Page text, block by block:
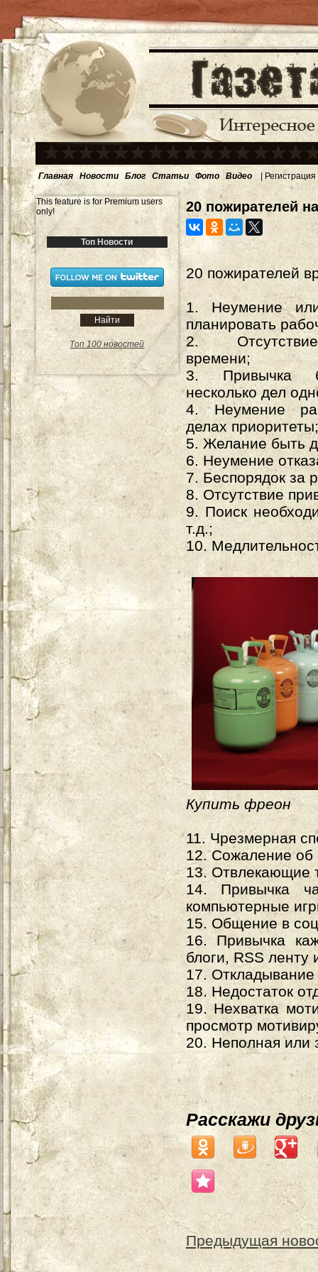
Главная Новости Блог Статьи Фото Видео | Регистрация
This feature is for Premium users
only!
Топ Новости
Топ 100 новостей
20 пожирателей
20 пожирателей
1. Неумение
планировать
2.
времени;
3. Привычка
несколько дел
4. Неумение
делах приоритеты;
5. Желание быть
6. Неумение
7. Беспорядок за
8. Отсутствие
9. Поиск
т.д.;
10.
Купить фреон
11. Чрезмерная
12. Сожаление об
13. Отвлекающие
14. Привычка
компьютерные
15. Общение в
16. Привычка
блоги, RSS
17.
18. Недостаток
19. Нехватка
просмотр
20. Неполная или
Расскажи
Предыдущая